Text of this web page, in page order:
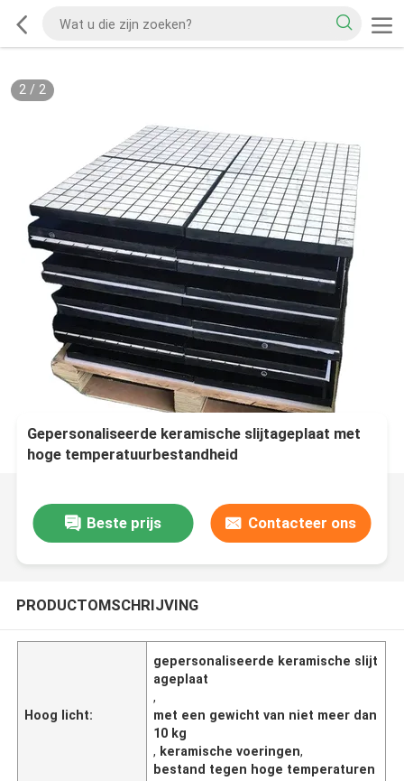
2/ 2
Gepersonaliseerde keramische slijtageplaat met
hoge temperatuurbestandheid
Beste prijs Contacteer ons
PRODUCTOMSCHRIJVING
Hoog licht:
gepersonaliseerde keramische slijt
ageplaat
,
met een gewicht van niet meer dan
10 kg
, keramische voeringen,
bestand tegen hoge temperaturen